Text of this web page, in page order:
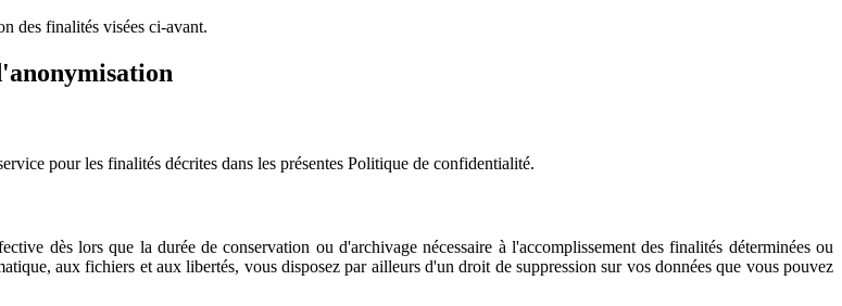
des finalités visées ci-avant.
pour les finalités décrites dans les présentes Politique de confidentialité.
dès lors que la durée de conservation ou d'archivage nécessaire à l'accomplissement des finalités déterminées ou
aux fichiers et aux libertés, vous disposez par ailleurs d'un droit de suppression sur vos données que vous pouvez